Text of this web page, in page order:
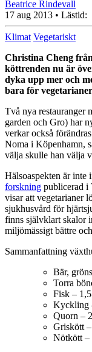
Beatrice Rindevall
17 aug 2013 • Lästid:
Klimat Vegetariskt
Christina Cheng
köttrenden nu är
dyka upp mer och
bara för
Två nya restauranger
garden och Gro) har
verkar också
Noma i Köpenhamn,
välja skulle han välja
Hälsoaspekten är inte
forskning publicerad i
visar att vegetarianer
sjukhusvård för
finns självklart skalor
miljömässigt bättre
Sammanfattning
Bär,
Torra
Fisk –
Kyckling
Quorn –
Griskött
Nötkött –